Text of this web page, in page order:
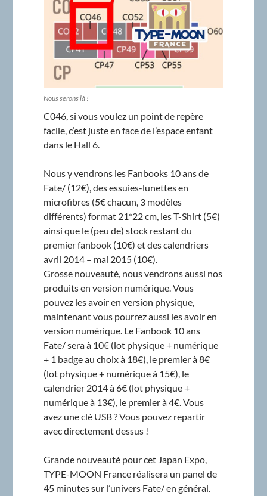
Nous serons là !
C046, si vous voulez un point de repère
facile, c’est juste en face de l’espace enfant
dans le Hall 6.
Nous y vendrons les Fanbooks 10 ans de
Fate/ (12€), des essuies-lunettes en
microfibres (5€ chacun, 3 modèles
différents) format 21*22 cm, les T-Shirt (5€)
ainsi que le (peu de) stock restant du
premier fanbook (10€) et des calendriers
avril 2014 – mai 2015 (10€).
Grosse nouveauté, nous vendrons aussi nos
produits en version numérique. Vous
pouvez les avoir en version physique,
maintenant vous pourrez aussi les avoir en
version numérique. Le Fanbook 10 ans
Fate/ sera à 10€ (lot physique + numérique
+ 1 badge au choix à 18€), le premier à 8€
(lot physique + numérique à 15€), le
calendrier 2014 à 6€ (lot physique +
numérique à 13€), le premier à 4€. Vous
avez une clé USB ? Vous pouvez repartir
avec directement dessus !
Grande nouveauté pour cet Japan Expo,
TYPE-MOON France réalisera un panel de
45 minutes sur l’univers Fate/ en général.